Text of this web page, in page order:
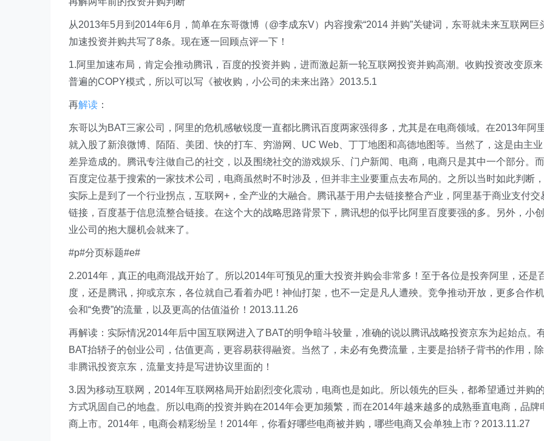
从2013年5月到2014年6月，简单在东哥微博（@李成东V）内容搜索“2014 并购”关键词，东哥就未来互联网巨
加速投资并购共写了8条。现在逐一回顾点评一下！
1.阿里加速布局，肯定会推动腾讯，百度的投资并购，进而激起新一轮互联网投资并购高潮。收购投资改变原来
普遍的COPY模式，所以可以写《被收购，小公司的未来出路》2013.5.1
再解读 ：
东哥以为BAT三家公司，阿里的危机感敏锐度一直都比腾讯百度两家强得多，尤其是在电商领域。在2013年阿
就入股了新浪微博、陌陌、美团、快的打车、穷游网、UC Web、丁丁地图和高德地图等。当然了，这是由主业
差异造成的。腾讯专注做自己的社交，以及围绕社交的游戏娱乐、门户新闻、电商，电商只是其中一个部分。而
百度定位基于搜索的一家技术公司，电商虽然时不时涉及，但并非主业要重点去布局的。之所以当时如此判断，
实际上是到了一个行业拐点，互联网+，全产业的大融合。腾讯基于用户去链接整合产业，阿里基于商业支付交
链接，百度基于信息流整合链接。在这个大的战略思路背景下，腾讯想的似乎比阿里百度要强的多。另外，小创
业公司的抱大腿机会就来了。
#p#分页标题#e#
2.2014年，真正的电商混战开始了。所以2014年可预见的重大投资并购会非常多！至于各位是投奔阿里，还是
度，还是腾讯，抑或京东，各位就自己看着办吧！神仙打架，也不一定是凡人遭殃。竞争推动开放，更多合作机
会和“免费”的流量，以及更高的估值溢价！2013.11.26
再解读：实际情况2014年后中国互联网进入了BAT的明争暗斗较量，准确的说以腾讯战略投资京东为起始点。
BAT抬轿子的创业公司，估值更高，更容易获得融资。当然了，未必有免费流量，主要是抬轿子背书的作用，除
非腾讯投资京东，流量支持是写进协议里面的！
3.因为移动互联网，2014年互联网格局开始剧烈变化震动，电商也是如此。所以领先的巨头，都希望通过并购的
方式巩固自己的地盘。所以电商的投资并购在2014年会更加频繁，而在2014年越来越多的成熟垂直电商，品牌
商上市。2014年，电商会精彩纷呈！2014年，你看好哪些电商被并购，哪些电商又会单独上市？2013.11.27